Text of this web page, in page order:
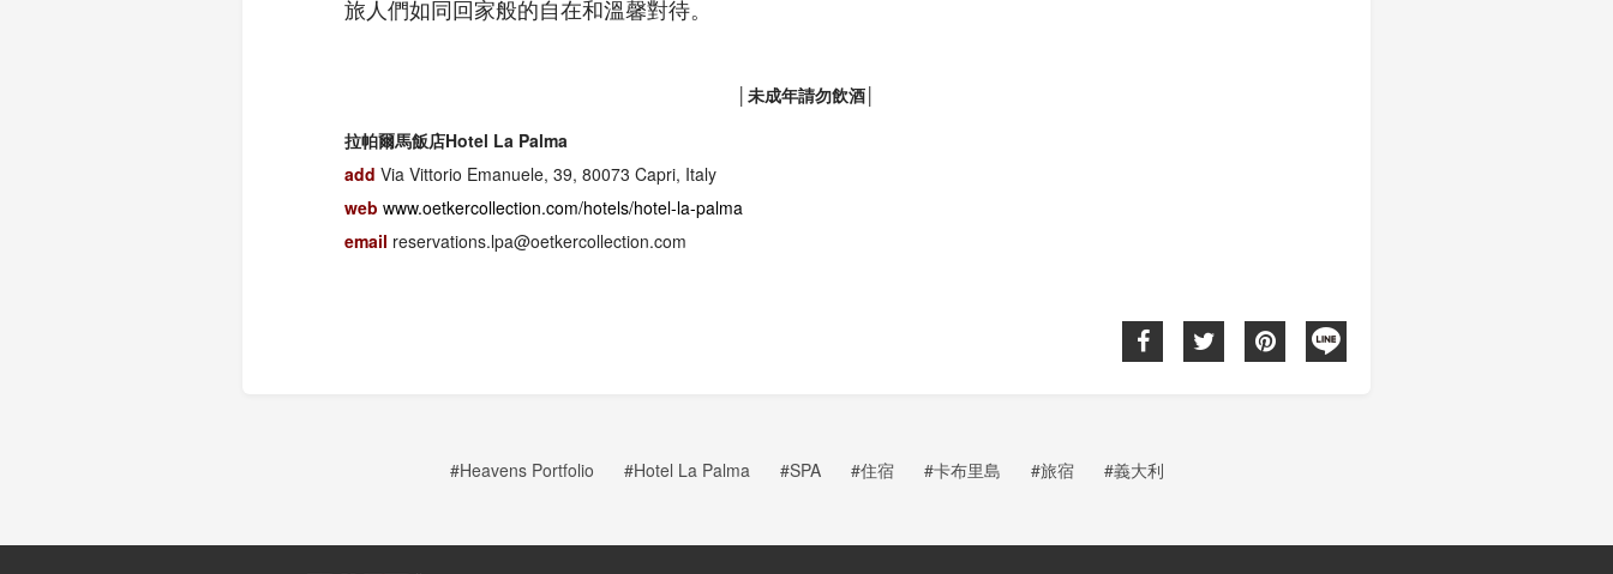
旅人們如同回家般的自在和溫馨對待。
│未成年請勿飲酒│
拉帕爾馬飯店Hotel La Palma
add Via Vittorio Emanuele, 39, 80073 Capri, Italy
web www.oetkercollection.com/hotels/hotel-la-palma
email reservations.lpa@oetkercollection.com
#Heavens Portfolio #Hotel La Palma #SPA #住宿 #卡布里島 #旅宿 #義大利